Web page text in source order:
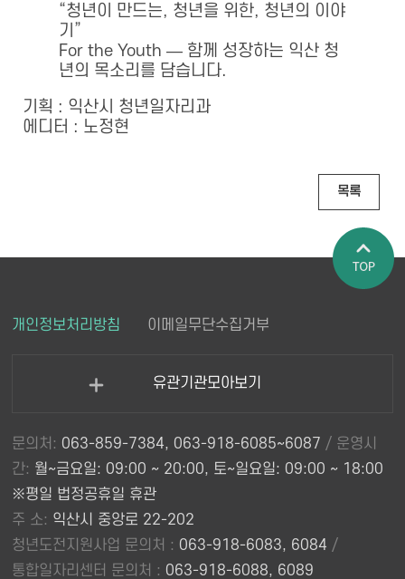
“청년이 만드는, 청년을 위한, 청년의 이야
기”
For the Youth — 함께 성장하는 익산 청
년의 목소리를 담습니다.
기획 : 익산시 청년일자리과
에디터 : 노정현
목록
개인정보처리방침 이메일무단수집거부
유관기관모아보기
문의처: 063-859-7384, 063-918-6085~6087 / 운영시
간: 월~금요일: 09:00 ~ 20:00, 토~일요일: 09:00 ~ 18:00
※평일 법정공휴일 휴관
주 소: 익산시 중앙로 22-202
청년도전지원사업 문의처 : 063-918-6083, 6084 /
통합일자리센터 문의처 : 063-918-6088, 6089